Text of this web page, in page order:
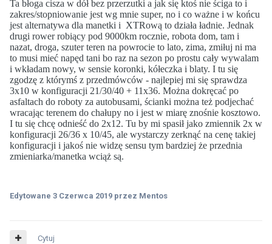
Ta błoga cisza w dół bez przerzutki a jak się ktoś nie ściga to i
zakres/stopniowanie jest wg mnie super, no i co ważne i w końcu
jest alternatywa dla manetki i XTRową to działa ładnie. Jednak
drugi rower robiący pod 9000km rocznie, robota dom, tam i
nazat, droga, szuter teren na powrocie to lato, zima, zmiłuj ni ma
to musi mieć napęd tani bo raz na sezon po prostu cały wywalam
i wkładam nowy, w sensie koronki, kółeczka i blaty. I tu się
zgodzę z którymś z przedmówców - najlepiej mi się sprawdza
3x10 w konfiguracji 21/30/40 + 11x36. Można dokręcać po
asfaltach do roboty za autobusami, ścianki można też podjechać
wracając terenem do chałupy no i jest w miarę znośnie kosztowo.
I tu się chcę odnieść do 2x12. Tu by mi spasił jako zmiennik 2x w
konfiguracji 26/36 x 10/45, ale wystarczy zerknąć na cenę takiej
konfiguracji i jakoś nie widzę sensu tym bardziej że przednia
zmieniarka/manetka wciąż są.
Edytowane 3 Czerwca 2019 przez Mentos
Cytuj